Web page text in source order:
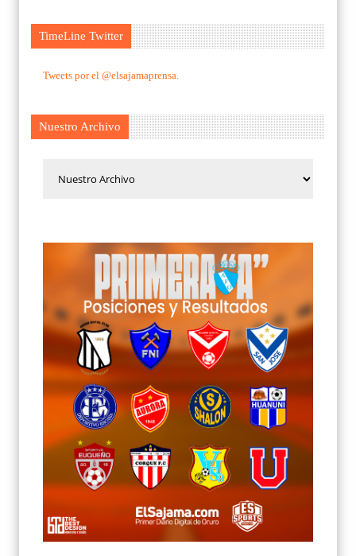
TimeLine Twitter
Tweets por el @elsajamaprensa.
Nuestro Archivo